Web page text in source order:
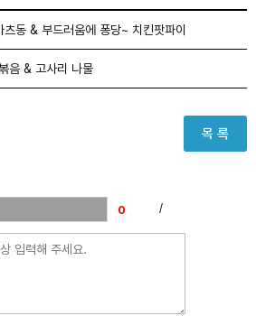
동 & 부드러움에 퐁당~ 치킨팟파이
음 & 고사리 나물
목 록
/